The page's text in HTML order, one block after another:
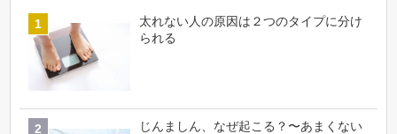
太れない人の原因は２つのタイプに分け
られる
じんましん、なぜ起こる？〜あまくない